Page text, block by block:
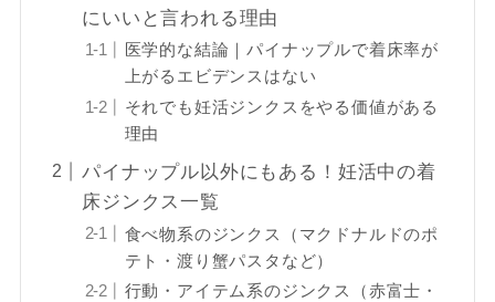
にいいと言われる理由
医学的な結論｜パイナップルで着床率が
上がるエビデンスはない
それでも妊活ジンクスをやる価値がある
理由
パイナップル以外にもある！妊活中の着
床ジンクス一覧
食べ物系のジンクス（マクドナルドのポ
テト・渡り蟹パスタなど）
行動・アイテム系のジンクス（赤富士・